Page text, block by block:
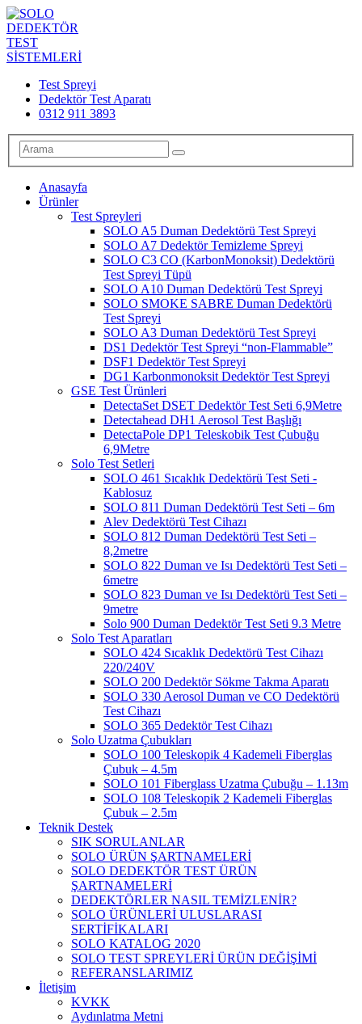
Test Spreyi
Dedektör Test Aparatı
0312 911 3893
Anasayfa
Ürünler
Test Spreyleri
SOLO A5 Duman Dedektörü Test Spreyi
SOLO A7 Dedektör Temizleme Spreyi
SOLO C3 CO (KarbonMonoksit) Dedektörü
Test Spreyi Tüpü
SOLO A10 Duman Dedektörü Test Spreyi
SOLO SMOKE SABRE Duman Dedektörü
Test Spreyi
SOLO A3 Duman Dedektörü Test Spreyi
DS1 Dedektör Test Spreyi “non-Flammable”
DSF1 Dedektör Test Spreyi
DG1 Karbonmonoksit Dedektör Test Spreyi
GSE Test Ürünleri
DetectaSet DSET Dedektör Test Seti 6,9Metre
Detectahead DH1 Aerosol Test Başlığı
DetectaPole DP1 Teleskobik Test Çubuğu
6,9Metre
Solo Test Setleri
SOLO 461 Sıcaklık Dedektörü Test Seti -
Kablosuz
SOLO 811 Duman Dedektörü Test Seti – 6m
Alev Dedektörü Test Cihazı
SOLO 812 Duman Dedektörü Test Seti –
8,2metre
SOLO 822 Duman ve Isı Dedektörü Test Seti –
6metre
SOLO 823 Duman ve Isı Dedektörü Test Seti –
9metre
Solo 900 Duman Dedektör Test Seti 9.3 Metre
Solo Test Aparatları
SOLO 424 Sıcaklık Dedektörü Test Cihazı
220/240V
SOLO 200 Dedektör Sökme Takma Aparatı
SOLO 330 Aerosol Duman ve CO Dedektörü
Test Cihazı
SOLO 365 Dedektör Test Cihazı
Solo Uzatma Çubukları
SOLO 100 Teleskopik 4 Kademeli Fiberglas
Çubuk – 4.5m
SOLO 101 Fiberglass Uzatma Çubuğu – 1.13m
SOLO 108 Teleskopik 2 Kademeli Fiberglas
Çubuk – 2.5m
Teknik Destek
SIK SORULANLAR
SOLO ÜRÜN ŞARTNAMELERİ
SOLO DEDEKTÖR TEST ÜRÜN
ŞARTNAMELERİ
DEDEKTÖRLER NASIL TEMİZLENİR?
SOLO ÜRÜNLERİ ULUSLARASI
SERTİFİKALARI
SOLO KATALOG 2020
SOLO TEST SPREYLERİ ÜRÜN DEĞİŞİMİ
REFERANSLARIMIZ
İletişim
KVKK
Aydınlatma Metni